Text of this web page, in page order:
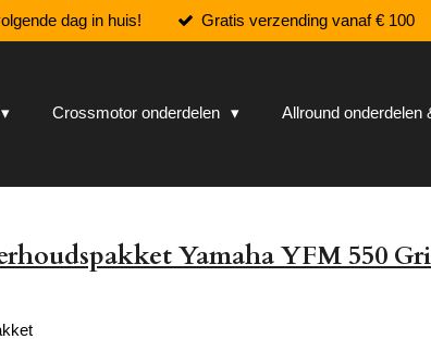
dag in huis! Gratis verzending vanaf € 100
Crossmotor onderdelen Allround onderdelen
Yamaha YFM 550